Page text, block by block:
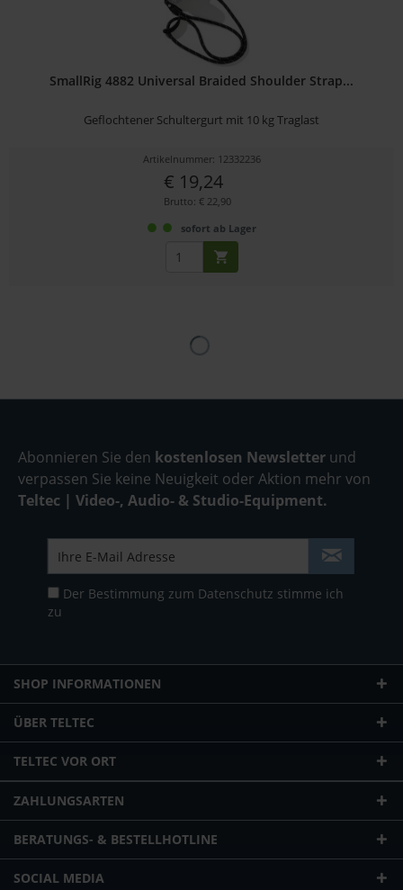
SmallRig 4882 Universal Braided Shoulder Strap...
Geflochtener Schultergurt mit 10 kg Traglast
Artikelnummer: 12332236
€ 19,24
Brutto: € 22,90
sofort ab Lager
Abonnieren Sie den kostenlosen Newsletter und
verpassen Sie keine Neuigkeit oder Aktion mehr von
Teltec | Video-, Audio- & Studio-Equipment.
Der Bestimmung zum Datenschutz stimme ich
zu
SHOP INFORMATIONEN
ÜBER TELTEC
TELTEC VOR ORT
ZAHLUNGSARTEN
BERATUNGS- & BESTELLHOTLINE
SOCIAL MEDIA